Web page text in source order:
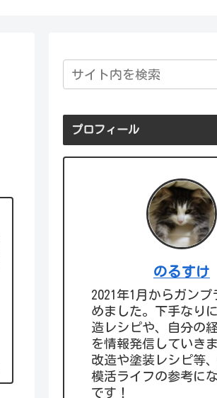
プロフィール
のるすけ
2021年1月からガンプ
めました。下手なり
造レシピや、自分の
を情報発信していき
改造や塗装レシピ等
模活ライフの参考に
です！